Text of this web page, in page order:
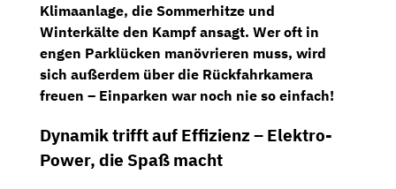
Klimaanlage, die Sommerhitze und
Winterkälte den Kampf ansagt. Wer oft in
engen Parklücken manövrieren muss, wird
sich außerdem über die Rückfahrkamera
freuen – Einparken war noch nie so einfach!
Dynamik trifft auf Effizienz – Elektro-
Power, die Spaß macht